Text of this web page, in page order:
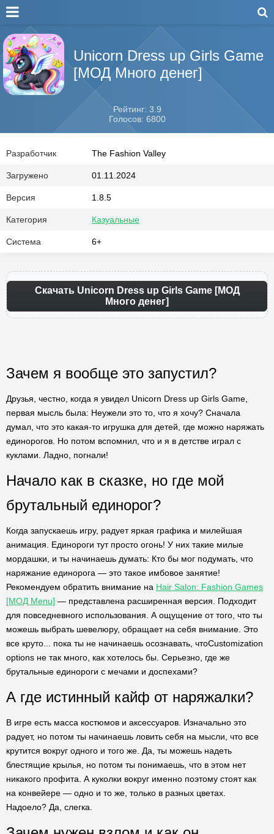
Unicorn Dress up Girls Game
[МОД Много денег]
Рейтинг: 3.9
Голосов: 6800
Разработчик The Fashion Valley
Загружено 01.11.2024
Версия 1.8.5
Категория Казуальные
Система 6+
Скачать Unicorn Dress up Girls Game [МОД
Много денег]
Зачем я вообще это запустил?
Друзья, честно, когда я увидел Unicorn Dress up Girls Game,
первая мысль была: Неужели это то, что я хочу? Сначала
думал, что это какая-то игрушка для детей, где можно наряжать
единорогов. Но потом вспомнил, что и я в детстве играл с
куклами. Ладно, погнали!
Начало как в сказке, но где мой
брутальный единорог?
Когда запускаешь игру, радует яркая графика и милейшая
анимация. Единороги тут просто огонь! У них такие милые
мордашки, и ты начинаешь думать: Кто бы мог подумать, что
наряжание единорога — это такое имбовое занятие!
Рекомендуем обратить внимание на Hair Salon: Fashion Games
[МОД Menu] — представлена расширенная версия. Подходит
для повседневного использования. А ощущение от того, что ты
можешь выбрать шевелюру, обращает на себя внимание. Это
все круто... пока ты не начинаешь осознавать, чтоCustomization
options не так много, как хотелось бы. Серьезно, где же
брутальные единороги с мечами и доспехами?
А где истинный кайф от наряжалки?
В игре есть масса костюмов и аксессуаров. Изначально это
радует, но потом ты начинаешь ловить себя на мысли, что все
крутится вокруг одного и того же. Да, ты можешь надеть
блестящие крылья, но потом ты понимаешь, что в этом нет
никакого профита. А куколки вокруг именно поэтому стоят как
на конвейере — одно и то же, только в разных цветах.
Надоело? Да, слегка.